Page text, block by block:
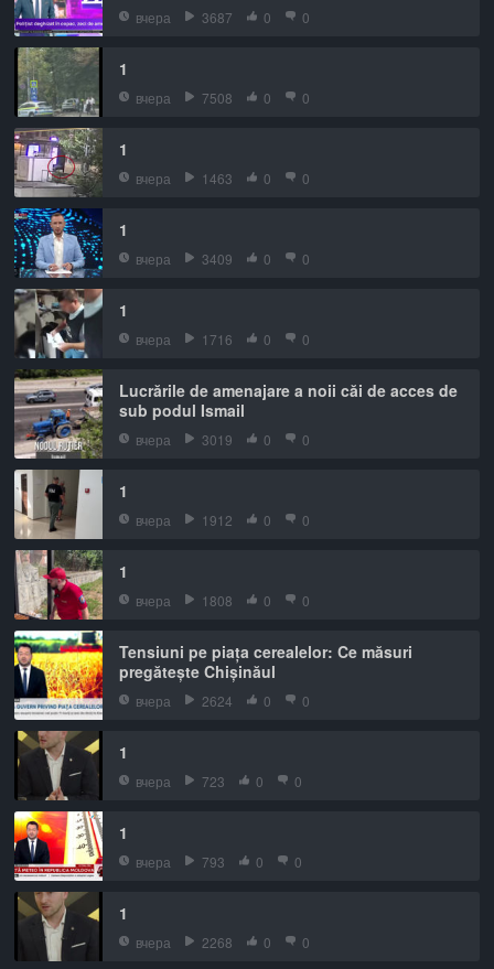
вчера 3687 0 0
1
вчера 7508 0 0
1
вчера 1463 0 0
1
вчера 3409 0 0
1
вчера 1716 0 0
Lucrările de amenajare a noii căi de acces de
sub podul Ismail
вчера 3019 0 0
1
вчера 1912 0 0
1
вчера 1808 0 0
Tensiuni pe piața cerealelor: Ce măsuri
pregătește Chișinăul
вчера 2624 0 0
1
вчера 723 0 0
1
вчера 793 0 0
1
вчера 2268 0 0